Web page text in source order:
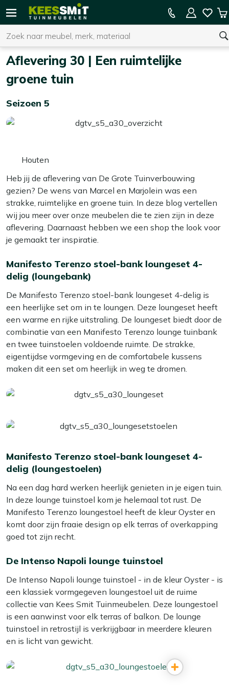
Kees
Tuinmeubelen
Zoeken
U heeft geen product(en) in uw winkelwagen.
15% kassakorting op de hele collectie
Tuinverbouwing
Aflevering 30 | Een ruimtelijke
groene tuin
Seizoen 5
Houten
Heb jij de aflevering van De Grote Tuinverbouwing
gezien? De wens van Marcel en Marjolein was een
strakke, ruimtelijke en groene tuin. In deze blog vertellen
wij jou meer over onze meubelen die te zien zijn in deze
aflevering. Daarnaast hebben we een shop the look voor
je gemaakt ter inspiratie.
Manifesto Terenzo stoel-bank loungeset 4-
delig (loungebank)
De Manifesto Terenzo stoel-bank loungeset 4-delig is
een heerlijke set om in te loungen. Deze loungeset heeft
een warme en rijke uitstraling. De loungeset biedt door de
combinatie van een Manifesto Terenzo lounge tuinbank
en twee tuinstoelen voldoende ruimte. De strakke,
eigentijdse vormgeving en de comfortabele kussens
maken dit een set om heerlijk in weg te dromen.
Manifesto Terenzo stoel-bank loungeset 4-
delig (loungestoelen)
Na een dag hard werken heerlijk genieten in je eigen tuin.
In deze lounge tuinstoel kom je helemaal tot rust. De
Manifesto Terenzo loungestoel heeft de kleur Oyster en
komt door zijn fraaie design op elk terras of overkapping
goed tot zijn recht.
De Intenso Napoli lounge tuinstoel
De Intenso Napoli lounge tuinstoel - in de kleur Oyster - is
een klassiek vormgegeven loungestoel uit de ruime
collectie van Kees Smit Tuinmeubelen. Deze loungestoel
is een aanwinst voor elk terras of balkon. De lounge
tuinstoel in retrostijl is verkrijgbaar in meerdere kleuren
en is licht van gewicht.